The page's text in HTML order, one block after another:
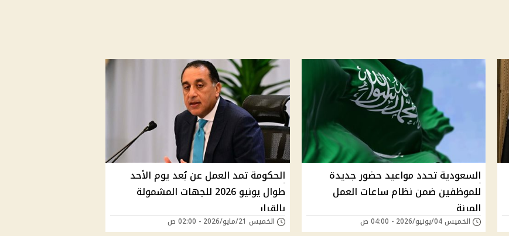
السعودية تحدد مواعيد حضور جديدة
للموظفين ضمن نظام ساعات العمل
المرنة
الخميس 04/يونيو/2026 - 04:00 ص
الحكومة تمد العمل عن بُعد يوم الأحد
طوال يونيو 2026 للجهات المشمولة
بالقرار
الخميس 21/مايو/2026 - 02:00 ص